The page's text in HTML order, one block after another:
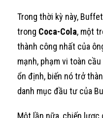
Trong thời kỳ này,
trong Coca-Cola, một
thành công nhất của
mạnh, phạm vi toàn
ổn định, biến nó trở
danh mục đầu tư của
Một lần nữa, chiến